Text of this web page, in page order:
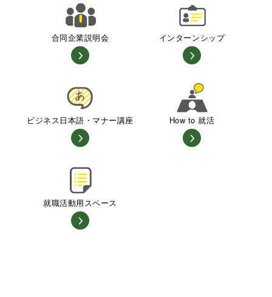
合同企業説明会 インターンシップ
ビジネス日本語・マナー講座 How to 就活
就職活動用スペース